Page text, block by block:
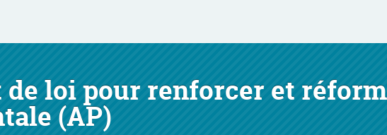
loi pour renforcer et
(AP)